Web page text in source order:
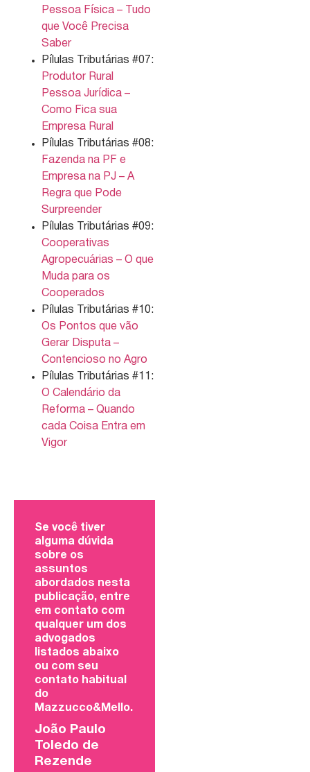
Pessoa Física – Tudo
que Você Precisa
Saber
Pílulas Tributárias #07:
Produtor Rural
Pessoa Jurídica –
Como Fica sua
Empresa Rural
Pílulas Tributárias #08:
Fazenda na PF e
Empresa na PJ – A
Regra que Pode
Surpreender
Pílulas Tributárias #09:
Cooperativas
Agropecuárias – O que
Muda para os
Cooperados
Pílulas Tributárias #10:
Os Pontos que vão
Gerar Disputa –
Contencioso no Agro
Pílulas Tributárias #11:
O Calendário da
Reforma – Quando
cada Coisa Entra em
Vigor
Se você tiver
alguma dúvida
sobre os
assuntos
abordados nesta
publicação, entre
em contato com
qualquer um dos
advogados
listados abaixo
ou com seu
contato habitual
do
Mazzucco&Mello.
João Paulo
Toledo de
Rezende